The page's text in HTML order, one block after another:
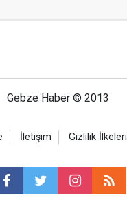
Gebze Haber © 2013
İletişim Gizlilik İlkeleri